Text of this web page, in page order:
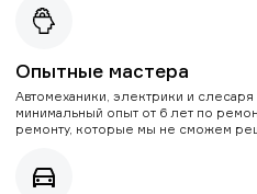
Опытные мастера
Автомеханики, электрики и
минимальный опыт от 6 лет по
ремонту, которые мы не сможем